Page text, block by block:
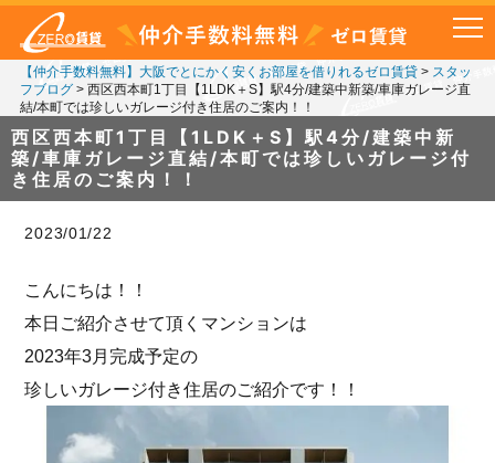
【仲介手数料無料】大阪でとにかく安くお部屋を借りれるゼロ賃貸> スタッ
フブログ> 西区西本町1丁目【1LDK＋S】駅4分/建築中新築/車庫ガレージ直
結/本町では珍しいガレージ付き住居のご案内！！
西区西本町1丁目【1LDK＋S】駅4分/建築中新
築/車庫ガレージ直結/本町では珍しいガレージ付
き住居のご案内！！
2023/01/22
こんにちは！！
本日ご紹介させて頂くマンションは
2023年3月完成予定の
珍しいガレージ付き住居のご紹介です！！